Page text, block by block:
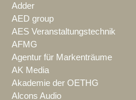
Adder
AED group
AES Veranstaltungstechnik
AFMG
Agentur für Markenträume
AK Media
Akademie der OETHG
Alcons Audio